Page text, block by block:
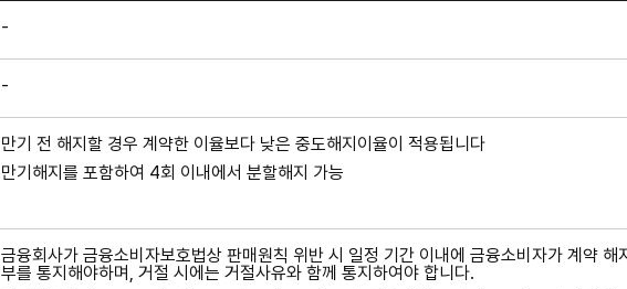
-
-
만기 전 해지할 경우 계약한 이율보다 낮은 중도해지이율이 적용됩니다
만기해지를 포함하여 4회 이내에서 분할해지 가능
금융회사가 금융소비자보호법상 판매원칙 위반 시 일정 기간 이내에 금융소비자가 계약
부를 통지해야하며, 거절 시에는 거절사유와 함께 통지하여야 합니다.